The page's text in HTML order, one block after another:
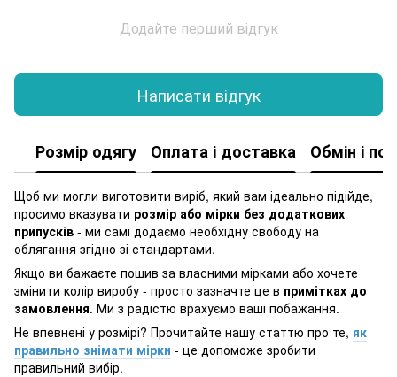
Додайте перший відгук
Написати відгук
Розмір одягу Оплата і доставка Обмін і
Щоб ми могли виготовити виріб, який вам ідеально підійде,
просимо вказувати розмір або мірки без додаткових
припусків - ми самі додаємо необхідну свободу на
облягання згідно зі стандартами.
Якщо ви бажаєте пошив за власними мірками або хочете
змінити колір виробу - просто зазначте це в примітках до
замовлення. Ми з радістю врахуємо ваші побажання.
Не впевнені у розмірі? Прочитайте нашу статтю про те, як
правильно знімати мірки - це допоможе зробити
правильний вибір.